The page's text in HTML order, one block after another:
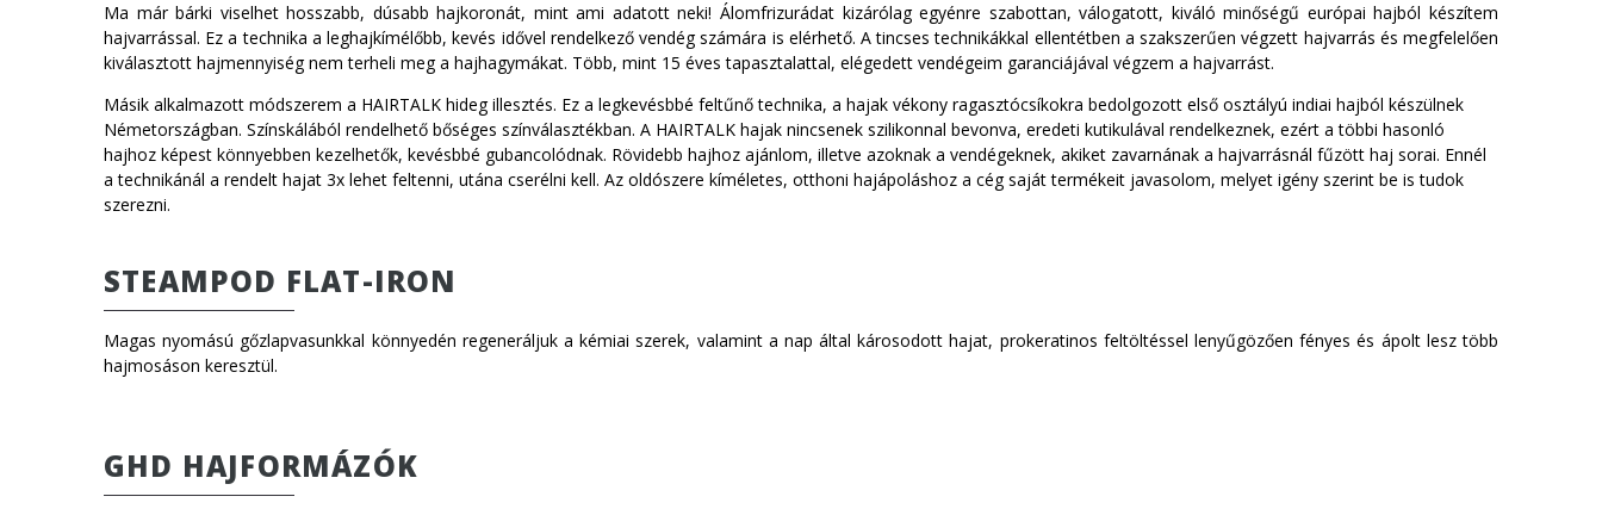
Ma már bárki viselhet hosszabb, dúsabb hajkoronát, mint ami adatott neki! Álomfrizurádat kizárólag egyénre szabottan, válogatott, kiváló minőségű európai hajból készítem
hajvarrással. Ez a technika a leghajkímélőbb, kevés idővel rendelkező vendég számára is elérhető. A tincses technikákkal ellentétben a szakszerűen végzett hajvarrás és megfelelően
kiválasztott hajmennyiség nem terheli meg a hajhagymákat. Több, mint 15 éves tapasztalattal, elégedett vendégeim garanciájával végzem a hajvarrást.
Másik alkalmazott módszerem a HAIRTALK hideg illesztés. Ez a legkevésbbé feltűnő technika, a hajak vékony ragasztócsíkokra bedolgozott első osztályú indiai hajból készülnek
Németországban. Színskálából rendelhető bőséges színválasztékban. A HAIRTALK hajak nincsenek szilikonnal bevonva, eredeti kutikulával rendelkeznek, ezért a többi hasonló
hajhoz képest könnyebben kezelhetők, kevésbbé gubancolódnak. Rövidebb hajhoz ajánlom, illetve azoknak a vendégeknek, akiket zavarnának a hajvarrásnál fűzött haj sorai. Ennél
a technikánál a rendelt hajat 3x lehet feltenni, utána cserélni kell. Az oldószere kíméletes, otthoni hajápoláshoz a cég saját termékeit javasolom, melyet igény szerint be is tudok
szerezni.
STEAMPOD FLAT-IRON
Magas nyomású gőzlapvasunkkal könnyedén regeneráljuk a kémiai szerek, valamint a nap által károsodott hajat, prokeratinos feltöltéssel lenyűgözően fényes és ápolt lesz több
hajmosáson keresztül.
GHD HAJFORMÁZÓK